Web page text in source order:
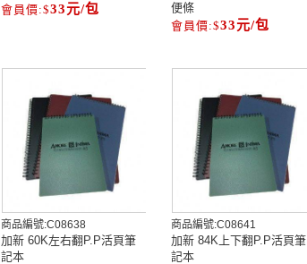
33元/包
便條
33元/包
商品編號:C08638
加新 60K左右翻P.P活頁筆
記本
商品編號:C08641
加新 84K上下翻P.P活頁筆
記本